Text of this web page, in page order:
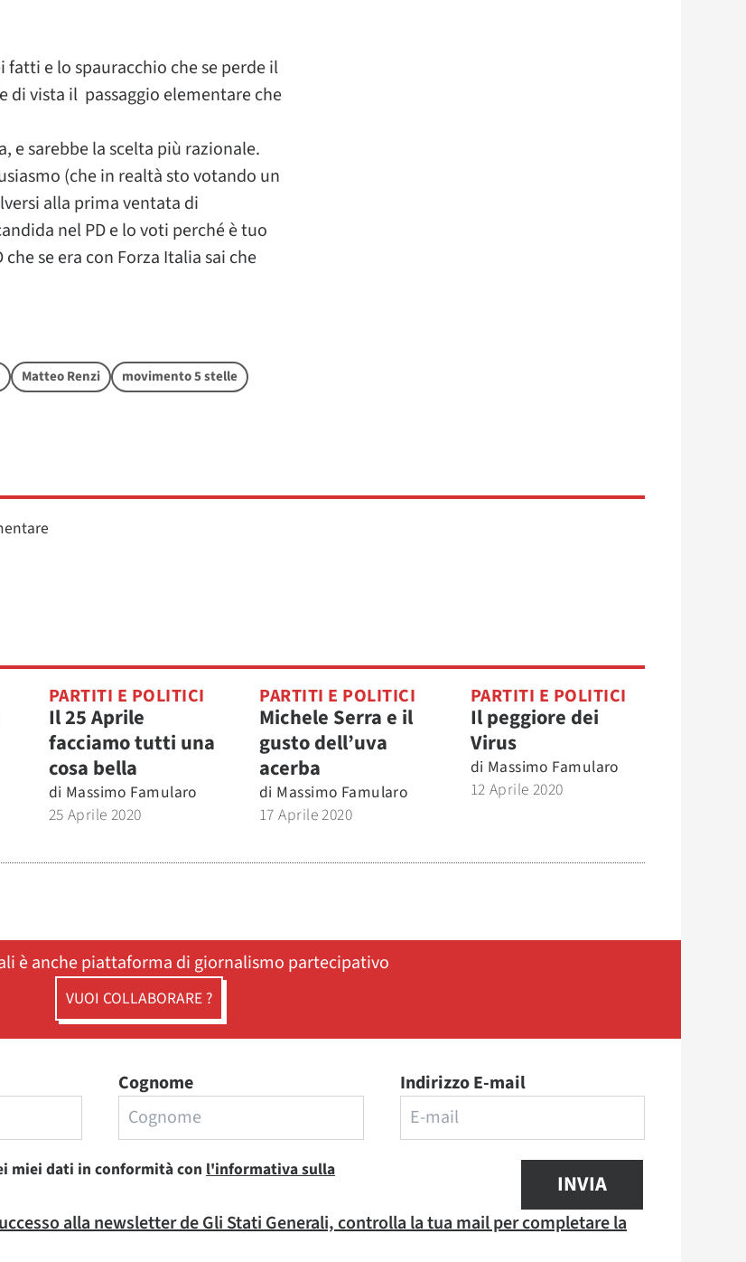
fatti e lo spauracchio che se perde il
di vista il passaggio elementare che
e sarebbe la scelta più razionale.
(che in realtà sto votando un
alla prima ventata di
nel PD e lo voti perché è tuo
se era con Forza Italia sai che
Matteo Renzi
movimento 5 stelle
PARTITI E POLITICI
Il 25 Aprile
facciamo tutti una
cosa bella
di Massimo Famularo
25 Aprile 2020
PARTITI E POLITICI
Michele Serra e il
gusto dell’uva
acerba
di Massimo Famularo
17 Aprile 2020
PARTITI E POLITICI
Il peggiore dei
Virus
di Massimo Famularo
12 Aprile 2020
è anche piattaforma di giornalismo partecipativo
VUOI COLLABORARE ?
Cognome Indirizzo E-mail
miei dati in conformità con l'informativa sulla
INVIA
alla newsletter de Gli Stati Generali, controlla la tua mail per completare la